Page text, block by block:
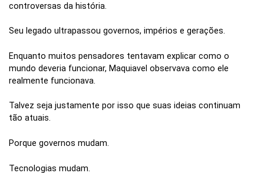
controversas da história.
Seu legado ultrapassou governos, impérios e gerações.
Enquanto muitos pensadores tentavam explicar como o
mundo deveria funcionar, Maquiavel observava como ele
realmente funcionava.
Talvez seja justamente por isso que suas ideias continuam
tão atuais.
Porque governos mudam.
Tecnologias mudam.